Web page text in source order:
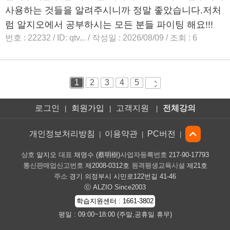
로그인 | 회원가입 | 고객지원 | 전체강의
개인정보처리방침 | 이용약관 | PC버전 |
상호 알지오 대표 채명수 (蔡明樹)사업자등록번호 217-90-17793
통신판매업신고번호 제2008-0312호 원격평생교육시설 제21호
주소 경기 의정부시 시민로122번길 41-46
ⓒ ALZIO Since2003
학습지원센터 : 1661-3802
평일 : 09:00~18:00 (주말,공휴일 휴무)